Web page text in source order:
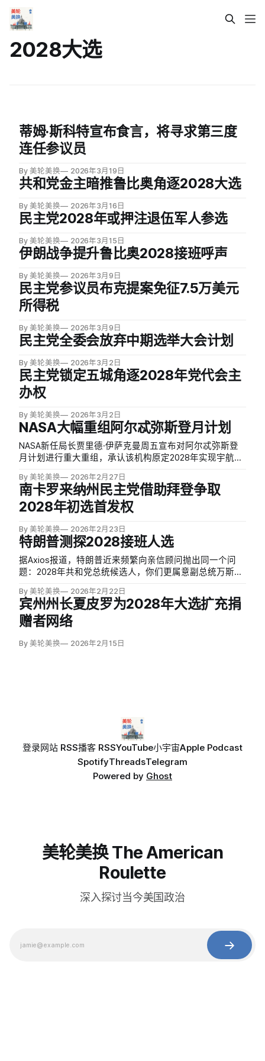
2028大选
蒂姆·斯科特宣布食言，将寻求第三度
连任参议员
By 美轮美换 2026年3月19日
共和党金主暗推鲁比奥角逐2028大选
By 美轮美换 2026年3月16日
民主党2028年或押注退伍军人参选
By 美轮美换 2026年3月15日
伊朗战争提升鲁比奥2028接班呼声
By 美轮美换 2026年3月9日
民主党参议员布克提案免征7.5万美元
所得税
By 美轮美换 2026年3月9日
民主党全委会放弃中期选举大会计划
By 美轮美换 2026年3月2日
民主党锁定五城角逐2028年党代会主
办权
By 美轮美换 2026年3月2日
NASA大幅重组阿尔忒弥斯登月计划
NASA新任局长贾里德·伊萨克曼周五宣布对阿尔忒弥斯登
月计划进行重大重组，承认该机构原定2028年实现宇航员
次任务——阿尔忒弥斯III号，届时宇航员将在近地轨道与商
业月球着陆器交会对接，全面测试导航、通信、推进及生
命支持系…
By 美轮美换 2026年2月27日
南卡罗来纳州民主党借助拜登争取
2028年初选首发权
By 美轮美换 2026年2月23日
特朗普测探2028接班人选
据Axios报道，特朗普近来频繁向亲信顾问抛出同一个问
题：2028年共和党总统候选人，你们更属意副总统万斯，
持续上升。
By 美轮美换 2026年2月22日
宾州州长夏皮罗为2028年大选扩充捐
赠者网络
By 美轮美换 2026年2月15日
登录网站 RSS播客 RSSYouTube小宇宙Apple Podcast
SpotifyThreadsTelegram
Powered by Ghost
美轮美换 The American
Roulette
深入探讨当今美国政治